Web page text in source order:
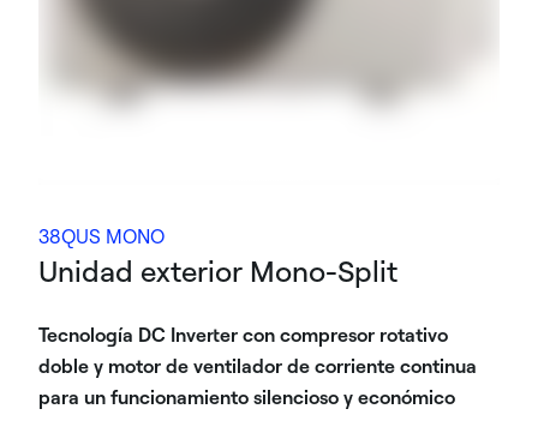
38QUS MONO
Unidad exterior Mono-Split
Tecnología DC Inverter con compresor rotativo
doble y motor de ventilador de corriente continua
para un funcionamiento silencioso y económico